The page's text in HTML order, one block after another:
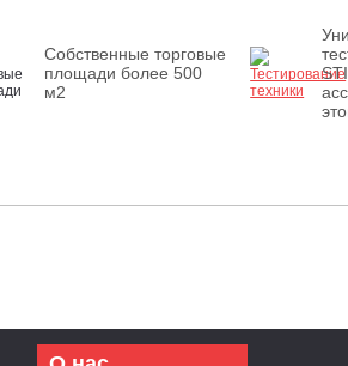
Собственные торговые
площади более 500
м2